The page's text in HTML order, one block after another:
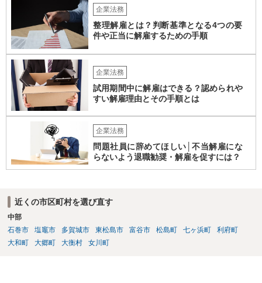
期満了という他の退任方法であれば、解任のような損害賠償の定めは
ないため、これらの代替方法を取ることができないかも検討点です。
企業法務
整理解雇とは？判断基準となる4つの要
件や正当に解雇するための手順
企業法務
試用期間中に解雇はできる？認められや
すい解雇理由とその手順とは
企業法務
問題社員に辞めてほしい│不当解雇にな
らないよう退職勧奨・解雇を促すには？
近くの市区町村を選び直す
中部
石巻市
塩竈市 多賀城市 東松島市 富谷市 松島町 七ヶ浜町
利府町
大和町
大郷町 大衡村 女川町